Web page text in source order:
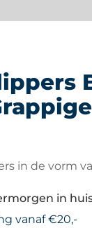
in de vorm
in
vanaf €20,-